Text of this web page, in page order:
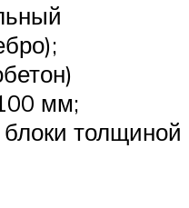
мм;
блоки толщиной